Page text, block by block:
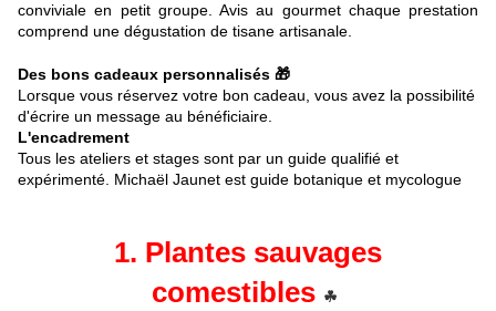
conviviale en petit groupe. Avis au gourmet chaque prestation
comprend une dégustation de tisane artisanale.
Des bons cadeaux personnalisés 🎁
Lorsque vous réservez votre bon cadeau, vous avez la possibilité
d'écrire un message au bénéficiaire.
L'encadrement
Tous les ateliers et stages sont par un guide qualifié et
expérimenté. Michaël Jaunet est guide botanique et mycologue
1. Plantes sauvages
comestibles ☘